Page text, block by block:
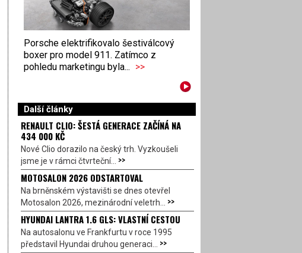
Porsche elektrifikovalo šestiválcový
boxer pro model 911. Zatímco z
pohledu marketingu byla... >>
Další články
RENAULT CLIO: ŠESTÁ GENERACE ZAČÍNÁ NA
434 000 KČ
Nové Clio dorazilo na český trh. Vyzkoušeli
jsme je v rámci čtvrteční... >>
MOTOSALON 2026 ODSTARTOVAL
Na brněnském výstavišti se dnes otevřel
Motosalon 2026, mezinárodní veletrh... >>
HYUNDAI LANTRA 1.6 GLS: VLASTNÍ CESTOU
Na autosalonu ve Frankfurtu v roce 1995
představil Hyundai druhou generaci... >>